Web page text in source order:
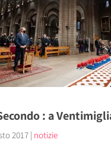
: a
2017 | notizie